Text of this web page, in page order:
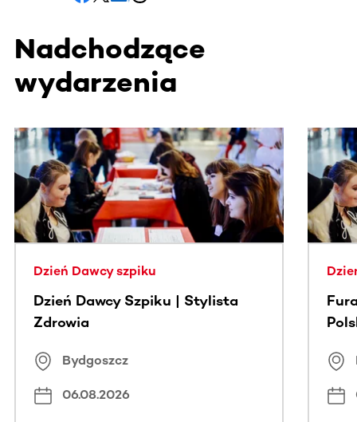
Nadchodzące
wydarzenia
Ta sekcja zawiera treści przewijane w poziomie. Użyj
Dzień Dawcy szpiku
Dzień Dawcy Szpiku | Stylista
Zdrowia
Bydgoszcz
06.08.2026